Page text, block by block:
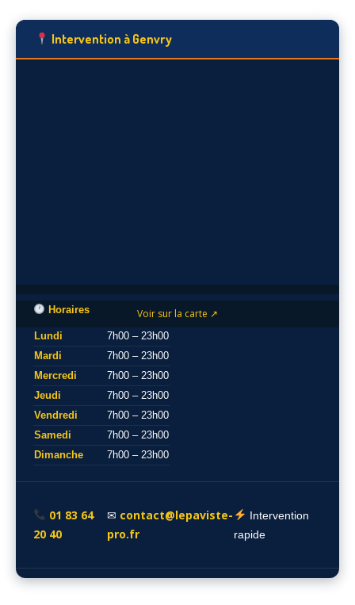
Intervention à Genvry
Voir sur la carte ↗
Horaires
Lundi
7h00 – 23h00
Mardi
7h00 – 23h00
Mercredi
7h00 – 23h00
Jeudi
7h00 – 23h00
Vendredi
7h00 – 23h00
Samedi
7h00 – 23h00
Dimanche
7h00 – 23h00
01 83 64
20 40
✉ contact@lepaviste-
pro.fr
Intervention
rapide